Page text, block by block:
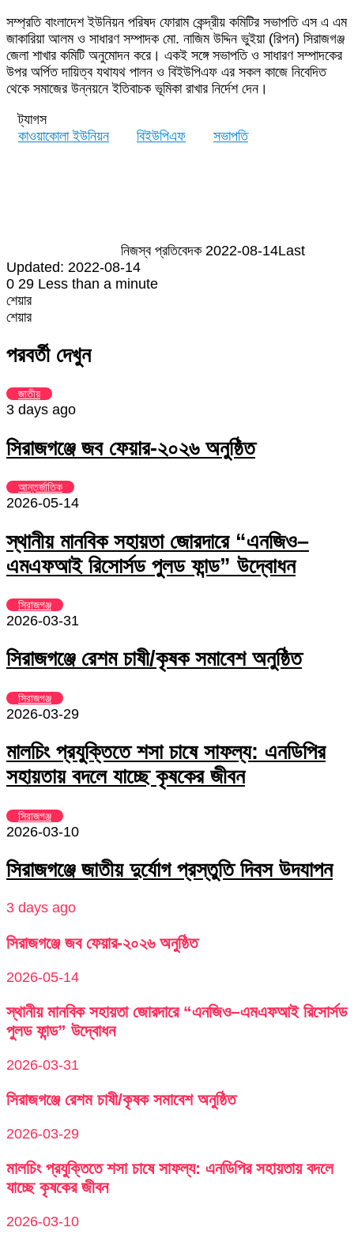
সম্প্রতি বাংলাদেশ ইউনিয়ন পরিষদ ফোরাম কেন্দ্রীয় কমিটির সভাপতি এস এ এম
জাকারিয়া আলম ও সাধারণ সম্পাদক মো. নাজিম উদ্দিন ভুইয়া (রিপন) সিরাজগঞ্জ
জেলা শাখার কমিটি অনুমোদন করে। একই সঙ্গে সভাপতি ও সাধারণ সম্পাদকের
উপর অর্পিত দায়িত্ব যথাযথ পালন ও বিইউপিএফ এর সকল কাজে নিবেদিত
থেকে সমাজের উন্নয়নে ইতিবাচক ভূমিকা রাখার নির্দেশ দেন।
ট্যাগস
কাওয়াকোলা ইউনিয়ন
বিইউপিএফ সভাপতি
নিজস্ব প্রতিবেদক 2022-08-14Last
Updated: 2022-08-14
0 29 Less than a minute
শেয়ার
Facebook
Twitter
LinkedIn
Skype
Messenger
Messenger
WhatsApp
Telegram
Share
Email
প্রিন্ট
শেয়ার
via
Email
পরবর্তী দেখুন
জাতীয়
3 days ago
সিরাজগঞ্জে জব ফেয়ার-২০২৬ অনুষ্ঠিত
আন্তর্জাতিক
2026-05-14
স্থানীয় মানবিক সহায়তা জোরদারে “এনজিও–
এমএফআই রিসোর্সড পুলড ফান্ড” উদ্বোধন
সিরাজগঞ্জ
2026-03-31
সিরাজগঞ্জে রেশম চাষী/কৃষক সমাবেশ অনুষ্ঠিত
সিরাজগঞ্জ
2026-03-29
মালচিং প্রযুক্তিতে শসা চাষে সাফল্য: এনডিপির
সহায়তায় বদলে যাচ্ছে কৃষকের জীবন
সিরাজগঞ্জ
2026-03-10
সিরাজগঞ্জে জাতীয় দুর্যোগ প্রস্তুতি দিবস উদযাপন
3 days ago
সিরাজগঞ্জে জব ফেয়ার-২০২৬ অনুষ্ঠিত
2026-05-14
স্থানীয় মানবিক সহায়তা জোরদারে “এনজিও–এমএফআই রিসোর্সড
পুলড ফান্ড” উদ্বোধন
2026-03-31
সিরাজগঞ্জে রেশম চাষী/কৃষক সমাবেশ অনুষ্ঠিত
2026-03-29
মালচিং প্রযুক্তিতে শসা চাষে সাফল্য: এনডিপির সহায়তায় বদলে
যাচ্ছে কৃষকের জীবন
2026-03-10